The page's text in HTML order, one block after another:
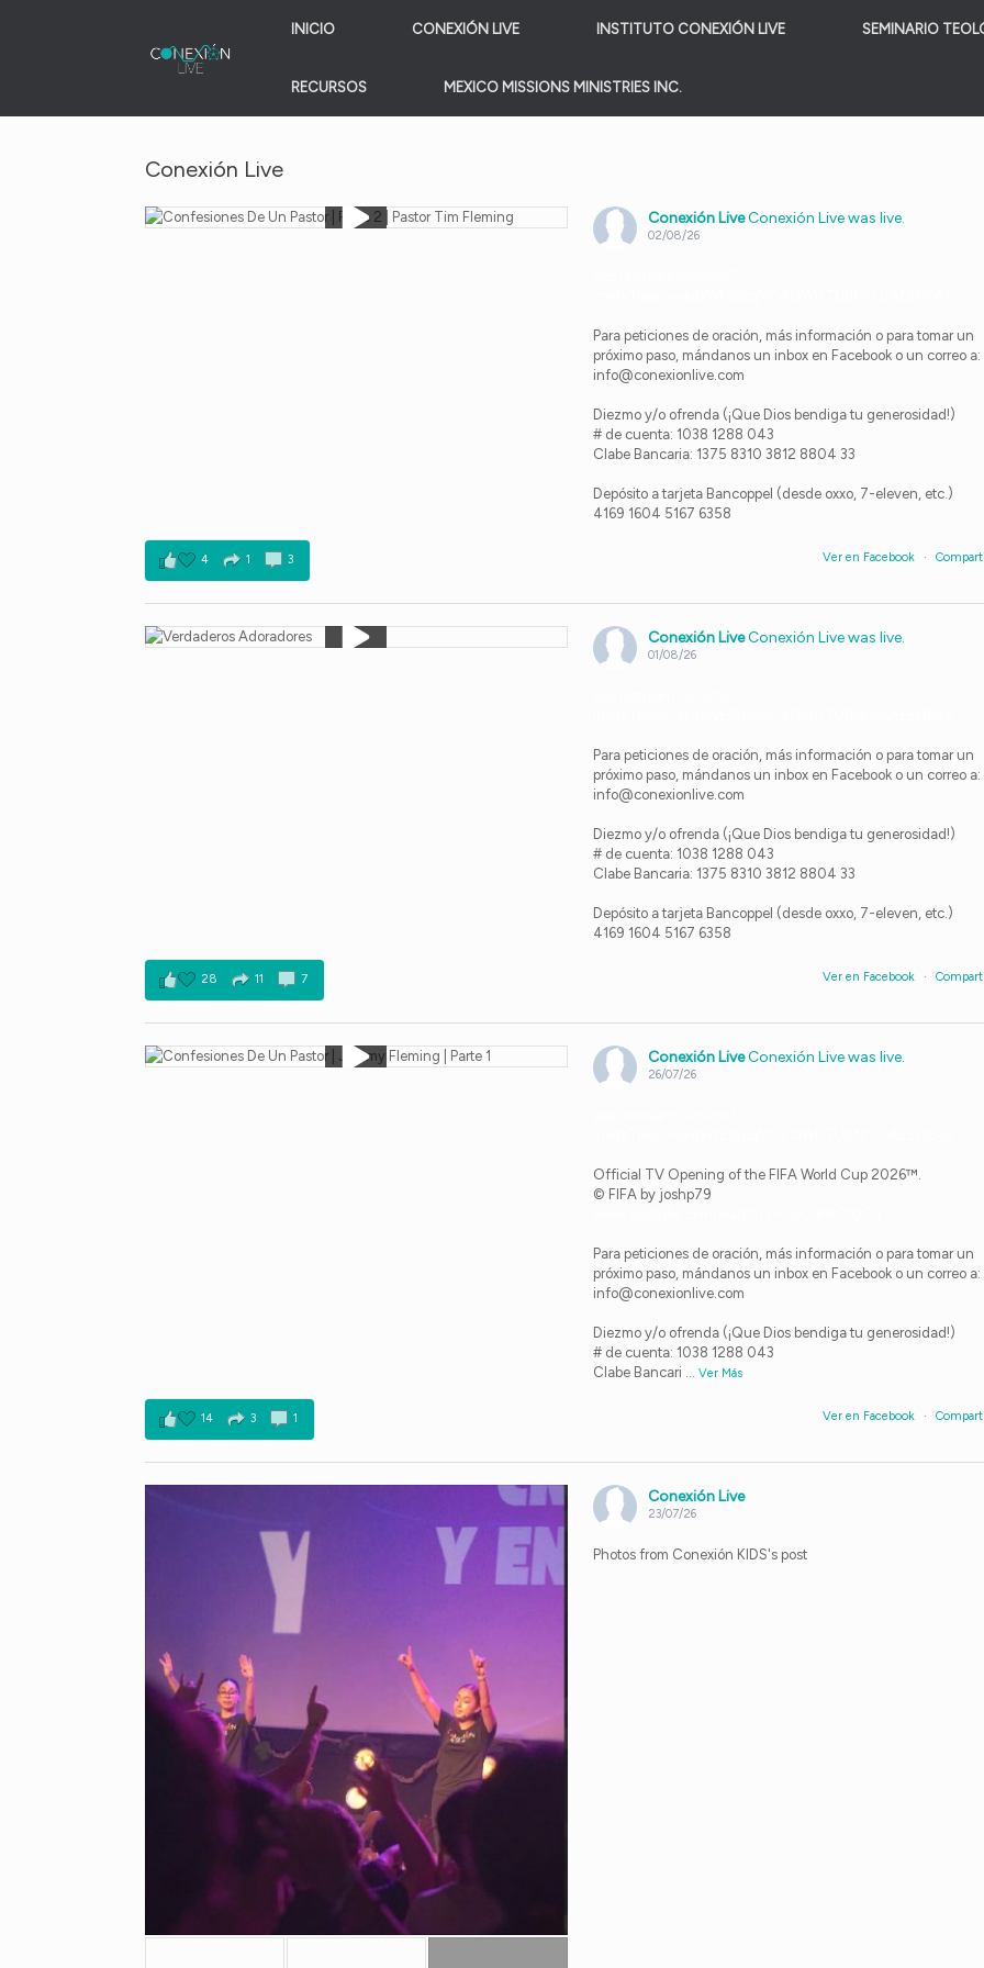
INICIO CONEXIÓN LIVE INSTITUTO CONEXIÓN LIVE SEMINARIO
RECURSOS MEXICO MISSIONS MINISTRIES INC.
Conexión Live
Conexión LiveConexión Live was live.
02/08/26
Para peticiones de oración, más información o para tomar un
próximo paso, mándanos un inbox en Facebook o un correo a:
info@conexionlive.com
Diezmo y/o ofrenda (¡Que Dios bendiga tu generosidad!)
# de cuenta: 1038 1288 043
Clabe Bancaria: 1375 8310 3812 8804 33
Depósito a tarjeta Bancoppel (desde oxxo, 7-eleven, etc.)
4169 1604 5167 6358
Ver en Facebook ·
4 1 3
Conexión LiveConexión Live was live.
01/08/26
Para peticiones de oración, más información o para tomar un
próximo paso, mándanos un inbox en Facebook o un correo a:
info@conexionlive.com
Diezmo y/o ofrenda (¡Que Dios bendiga tu generosidad!)
# de cuenta: 1038 1288 043
Clabe Bancaria: 1375 8310 3812 8804 33
Depósito a tarjeta Bancoppel (desde oxxo, 7-eleven, etc.)
4169 1604 5167 6358
Ver en Facebook ·
28 11 7
Conexión LiveConexión Live was live.
26/07/26
Official TV Opening of the FIFA World Cup 2026™.
© FIFA by joshp79
Para peticiones de oración, más información o para tomar un
próximo paso, mándanos un inbox en Facebook o un correo a:
info@conexionlive.com
Diezmo y/o ofrenda (¡Que Dios bendiga tu generosidad!)
# de cuenta: 1038 1288 043
Clabe Bancari ...Ver Más
Ver en Facebook ·
14 3 1
Conexión Live
23/07/26
Photos from Conexión KIDS's post